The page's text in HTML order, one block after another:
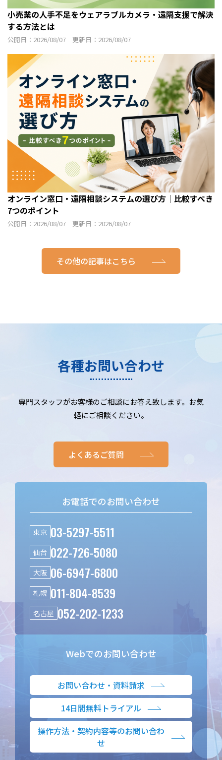
小売業の人手不足をウェアラブルカメラ・遠隔支援で解決
する方法とは
公開日：2026/08/07 更新日：2026/08/07
オンライン窓口・遠隔相談システムの選び方｜比較すべき
7つのポイント
公開日：2026/08/07 更新日：2026/08/07
その他の記事はこちら
各種お問い合わせ
専門スタッフがお客様のご相談にお答え致します。お気
軽にご相談ください。
よくあるご質問
お電話でのお問い合わせ
東京 03-5297-5511
仙台 022-726-5080
大阪 06-6947-6800
札幌 011-804-8539
名古屋 052-202-1233
Webでのお問い合わせ
お問い合わせ・資料請求
14日間無料トライアル
操作方法・契約内容等のお問い合わ
せ